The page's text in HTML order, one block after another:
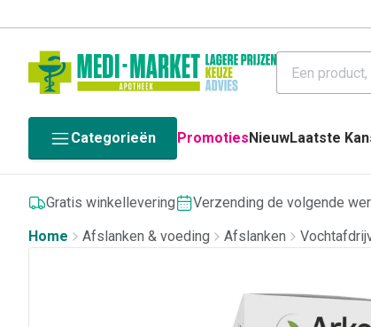
Categorieën PromotiesNieuwLaatste
Gratis winkellevering Verzending de volgende
Home
Afslanken & voeding Afslanken